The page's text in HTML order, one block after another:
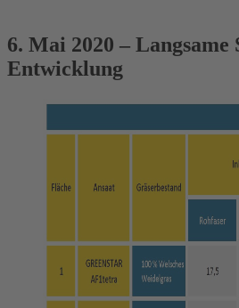
6. Mai 2020 –
Entwicklung